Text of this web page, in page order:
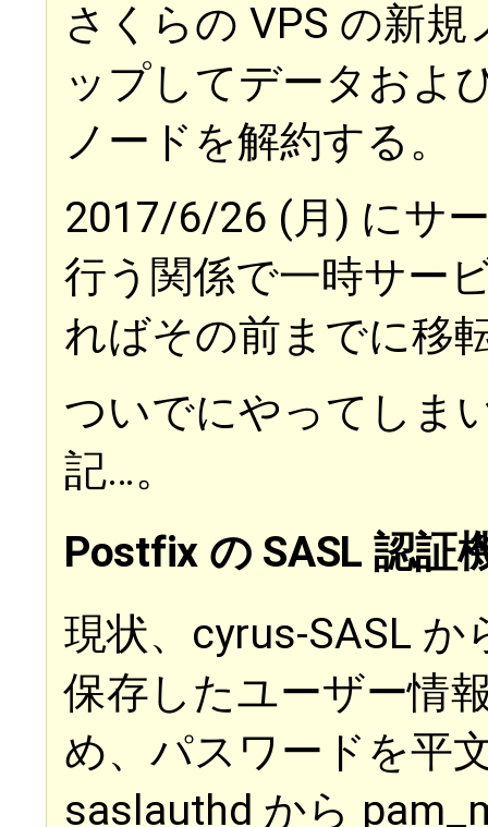
さくらの VPS の新
ップしてデータおよ
ノードを解約する。
2017/6/26 (月) にサ
行う関係で一時サー
ればその前までに移
ついでにやってしま
記…。
Postfix の SASL 認証
現状、cyrus-SASL か
保存したユーザー情
め、パスワードを平
saslauthd から